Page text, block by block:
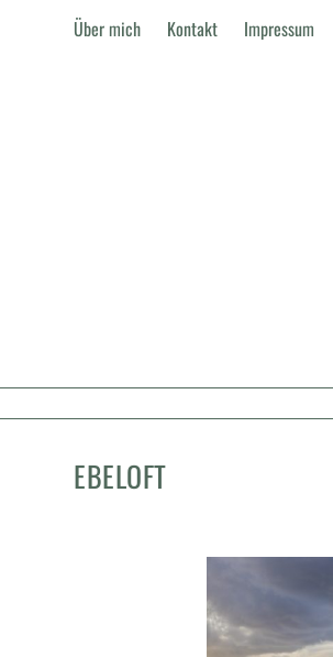
Über mich Kontakt Impressum
EBELOFT